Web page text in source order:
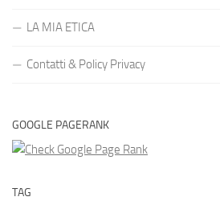
LA MIA ETICA
Contatti & Policy Privacy
GOOGLE PAGERANK
TAG